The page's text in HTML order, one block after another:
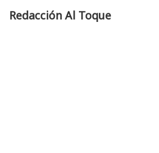
Redacción Al Toque